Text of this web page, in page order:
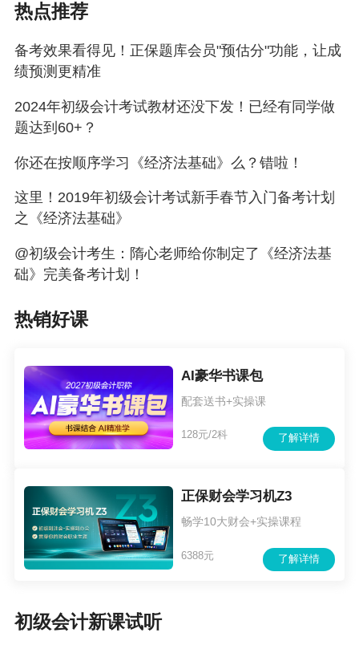
热点推荐
备考效果看得见！正保题库会员"预估分"功能，让成
绩预测更精准
2024年初级会计考试教材还没下发！已经有同学做
题达到60+？
你还在按顺序学习《经济法基础》么？错啦！
这里！2019年初级会计考试新手春节入门备考计划
之《经济法基础》
@初级会计考生：隋心老师给你制定了《经济法基
础》完美备考计划！
热销好课
AI豪华书课包
配套送书+实操课
了解详情
128元/2科
正保财会学习机Z3
畅学10大财会+实操课程
了解详情
6388元
初级会计新课试听